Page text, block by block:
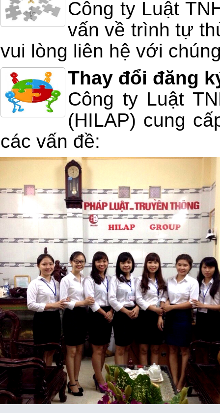
Công ty Luật
vấn về trình tự
vui lòng liên hệ với
Thay đổi đăng
Công ty Luật
(HILAP) cung
các vấn đề: